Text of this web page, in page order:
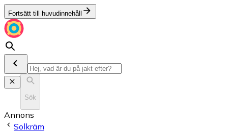
Fortsätt till huvudinnehåll
Sök
Annons
Solkräm